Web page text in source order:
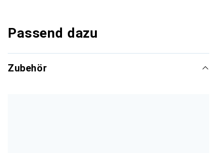
Passend dazu
Zubehör